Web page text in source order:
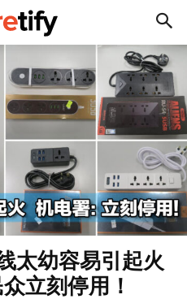
太幼容易引起火
立刻停用！